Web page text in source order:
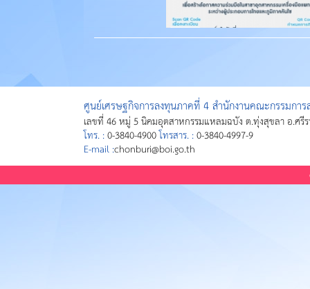
ศูนย์เศรษฐกิจการลงทุนภาคที่ 4 สำนักงานคณะกรรมการ
เลขที่ 46 หมู่ 5 นิคมอุตสาหกรรมแหลมฉบัง ต.ทุ่งสุขลา อ.ศรี
โทร. :0-3840-4900โทรสาร. :0-3840-4997-9
E-mail :chonburi@boi.go.th